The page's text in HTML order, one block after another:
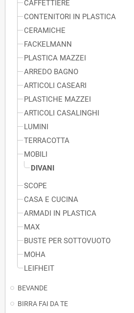
CAFFETTIERE
CONTENITORI IN PLASTICA
CERAMICHE
FACKELMANN
PLASTICA MAZZEI
ARREDO BAGNO
ARTICOLI CASEARI
PLASTICHE MAZZEI
ARTICOLI CASALINGHI
LUMINI
TERRACOTTA
MOBILI
DIVANI
SCOPE
CASA E CUCINA
ARMADI IN PLASTICA
MAX
BUSTE PER SOTTOVUOTO
MOHA
LEIFHEIT
BEVANDE
BIRRA FAI DA TE